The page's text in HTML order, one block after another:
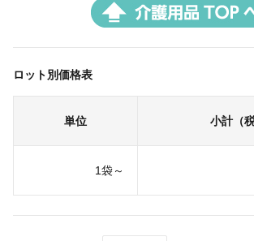
ロット別価格表
単位 小計（税
1袋～